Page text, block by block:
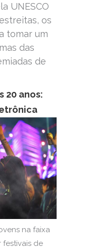
UNESCO
os
tomar um
das
de
20 anos:
na faixa
festivais de